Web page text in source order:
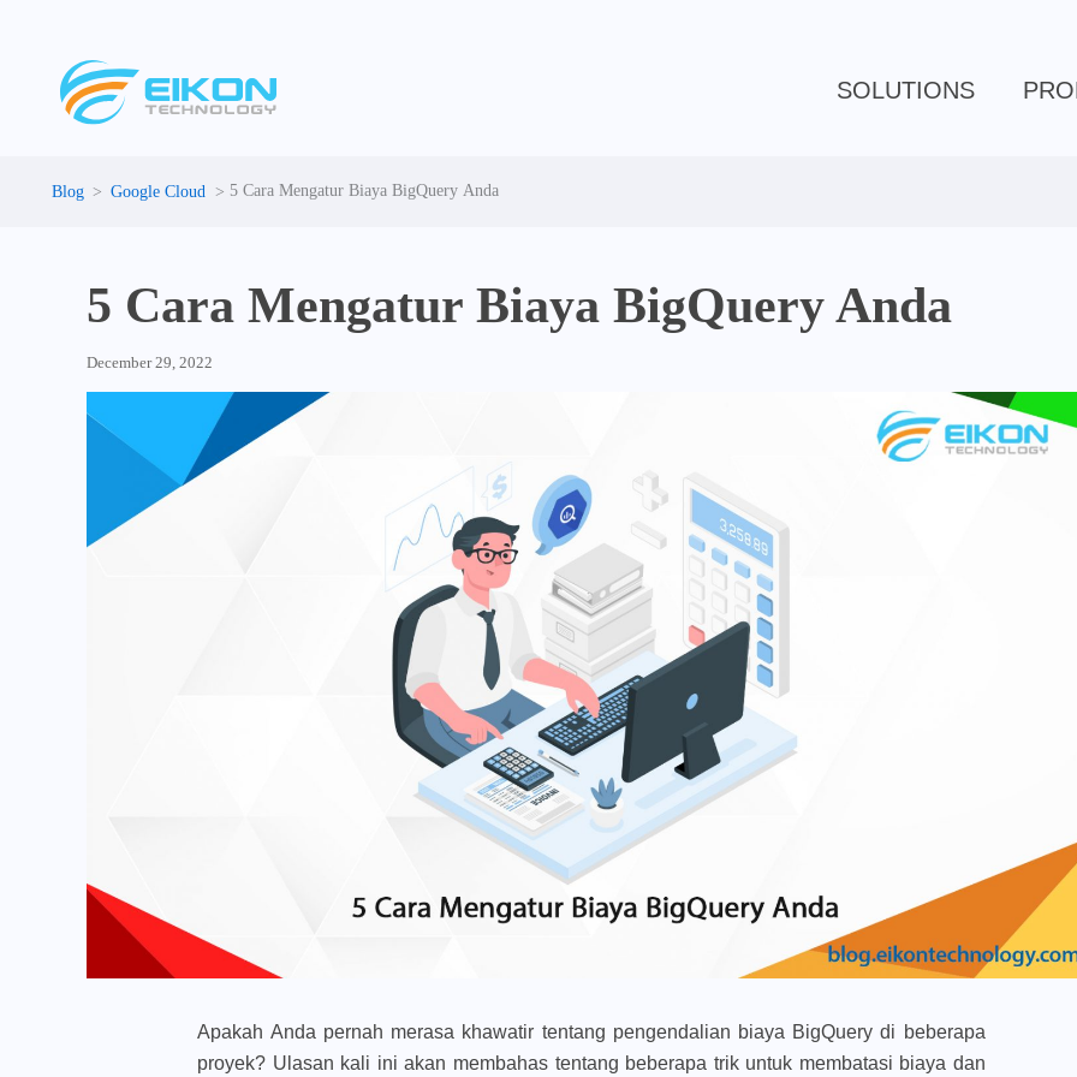
SOLUTIONS
Google Cloud 5 Cara Mengatur Biaya BigQuery Anda
5 Cara Mengatur Biaya BigQuery Anda
December 29, 2022
Apakah Anda pernah merasa khawatir tentang pengendalian biaya BigQuery di beberapa
proyek? Ulasan kali ini akan membahas tentang beberapa trik untuk membatasi biaya dan